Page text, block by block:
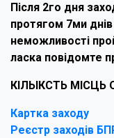
Після 2го дня
протягом 7ми днів
неможливості
ласка повідомте
КІЛЬІКСТЬ
Картка заходу
Реєстр заходів